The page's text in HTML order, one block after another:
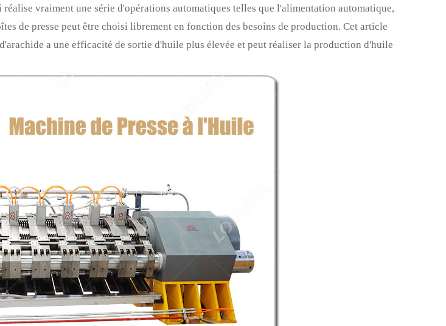
vraiment une série d'opérations automatiques telles que l'alimentation automatique,
de presse peut être choisi librement en fonction des besoins de production. Cet article
a une efficacité de sortie d'huile plus élevée et peut réaliser la production d'huile